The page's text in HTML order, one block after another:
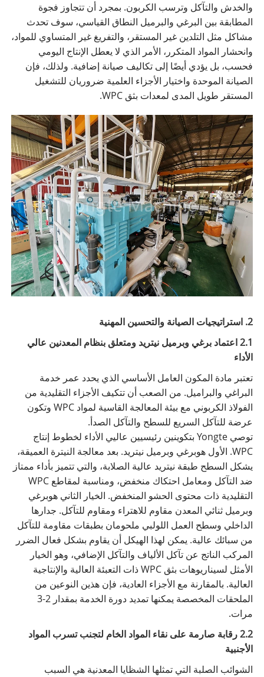
والخدش والتآكل وترسب الكربون. بمجرد أن تتجاوز فجوة
المطابقة بين البرغي والبرميل النطاق القياسي، سوف تحدث
مشاكل مثل التلدين غير المستقر، والتفريغ غير المتساوي للمواد،
وانحشار المواد المتكرر، الأمر الذي لا يعطل الإنتاج اليومي
فحسب، بل يؤدي أيضًا إلى تكاليف صيانة إضافية. ولذلك، فإن
الصيانة الموحدة واختيار الأجزاء العلمية ضروريان للتشغيل
المستقر طويل المدى لمعدات بثق WPC.
2. استراتيجيات الصيانة والتحسين المهنية
2.1 اعتماد برغي وبرميل نيتريد ومتعلق بنظام المعدنين عالي
الأداء
تعتبر مادة المكون العامل الأساسي الذي يحدد عمر خدمة
البراغي والبراميل. من الصعب أن تتكيف الأجزاء التقليدية من
الفولاذ الكربوني مع بيئة المعالجة القاسية لمواد WPC وتكون
عرضة للتآكل السريع للسطح والتآكل الصدأ.
توصي Yongte بتكوينين رئيسيين عاليي الأداء لخطوط إنتاج
WPC. الأول هو
برغي وبرميل نيتريد. بعد معالجة النيترة العميقة،
يشكل السطح طبقة نيتريد عالية الصلابة، والتي تتميز بأداء ممتاز
ضد التآكل ومعامل احتكاك منخفض، ومناسبة لمقاطع WPC
التقليدية ذات محتوى الحشو المنخفض. الخيار الثاني هوبرغي
وبرميل ثنائي المعدن مقاوم للاهتراء ومقاوم للتآكل. جدارها
الداخلي وسطح العمل اللولبي ملحومان بطبقات مقاومة للتآكل
من سبائك عالية. يمكن لهذا الهيكل أن يقاوم بشكل فعال الضرر
المركب الناتج عن تآكل الألياف والتآكل الإضافي، وهو الخيار
الأمثل لسيناريوهات بثق WPC ذات التعبئة العالية والإنتاجية
العالية. بالمقارنة مع الأجزاء العادية، فإن هذين النوعين من
الملحقات المخصصة يمكنها تمديد دورة الخدمة بمقدار 2-3
مرات.
2.2 رقابة صارمة على نقاء المواد الخام لتجنب تسرب المواد
الأجنبية
الشوائب الصلبة التي تمثلها الشظايا المعدنية هي السبب